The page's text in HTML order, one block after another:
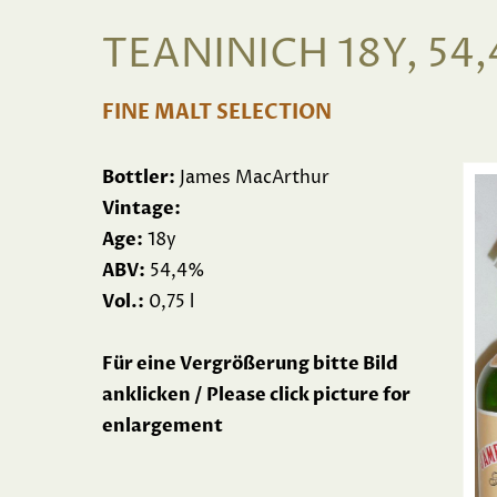
TEANINICH 18Y,
FINE MALT SELECTION
Bottler: James MacArthur
Vintage:
Age: 18y
ABV: 54,4%
Vol.: 0,75 l
Für eine Vergrößerung bitte Bild
anklicken / Please click picture for
enlargement